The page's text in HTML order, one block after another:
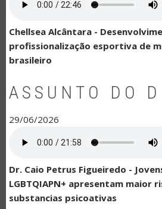
Chellsea Alcântara -
profissionalização esportiva de
brasileiro
ASSUNTO DO
29/06/2026
Dr. Caio Petrus Figueiredo -
LGBTQIAPN+ apresentam maior
substancias psicoativas